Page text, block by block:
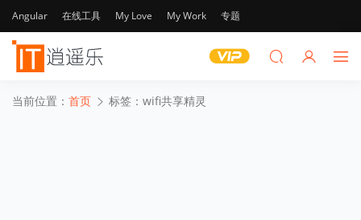
Angular 在线工具 My Love My Work 专题
当前位置： 首页 标签：wifi共享精灵